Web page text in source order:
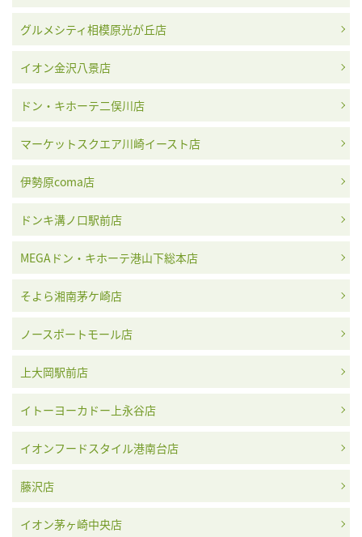
シチズン ジャケ・ドロー
ジラール・ペルゴ
センチュリー ダニエル・ロート
チューダー(チュー
ディオール ドゥ グリソゴノ
ドゥ ベトゥーン ドゥラクール
パルミジャーニ・
グルメシティ相模原光が丘店
イオン金沢八景店
ドン・キホーテ二俣川店
マーケットスクエア川崎イースト店
伊勢原coma店
ドンキ溝ノ口駅前店
MEGAドン・キホーテ港山下総本店
そよら湘南茅ケ崎店
ノースポートモール店
上大岡駅前店
イトーヨーカドー上永谷店
イオンフードスタイル港南台店
藤沢店
イオン茅ヶ崎中央店